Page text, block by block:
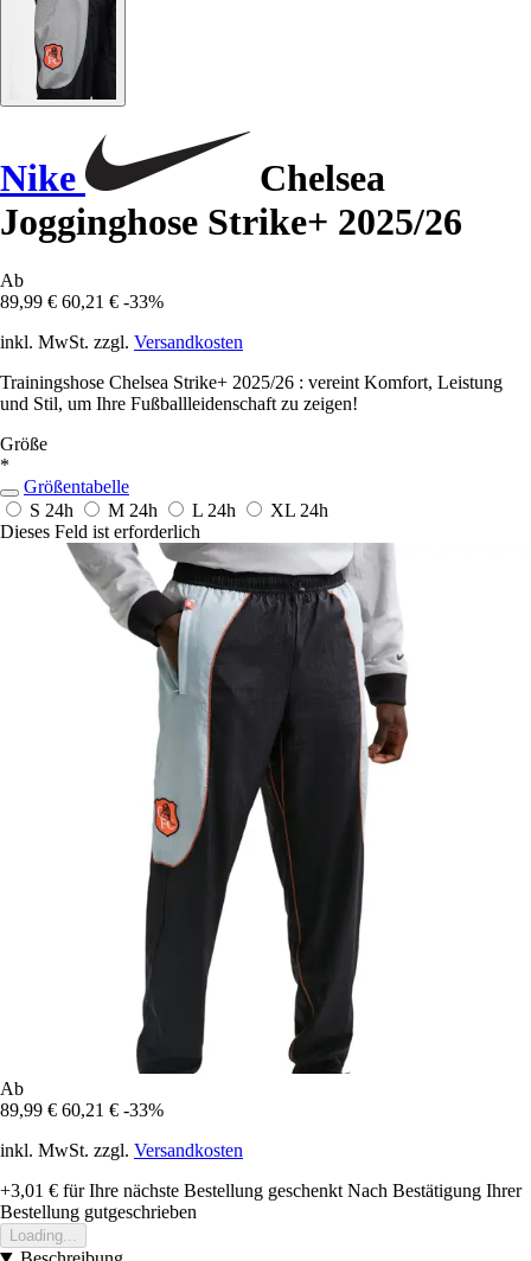
Nike
Chelsea
Jogginghose Strike+ 2025/26
Ab
89,99 € 60,21 € -33%
inkl. MwSt. zzgl. Versandkosten
Trainingshose Chelsea Strike+ 2025/26 : vereint Komfort, Leistung
und Stil, um Ihre Fußballleidenschaft zu zeigen!
Größe
*
Größentabelle
S 24h M 24h L 24h XL 24h
Dieses Feld ist erforderlich
Ab
89,99 € 60,21 € -33%
inkl. MwSt. zzgl. Versandkosten
+3,01 € für Ihre nächste Bestellung geschenkt Nach Bestätigung Ihrer
Bestellung gutgeschrieben
Loading...